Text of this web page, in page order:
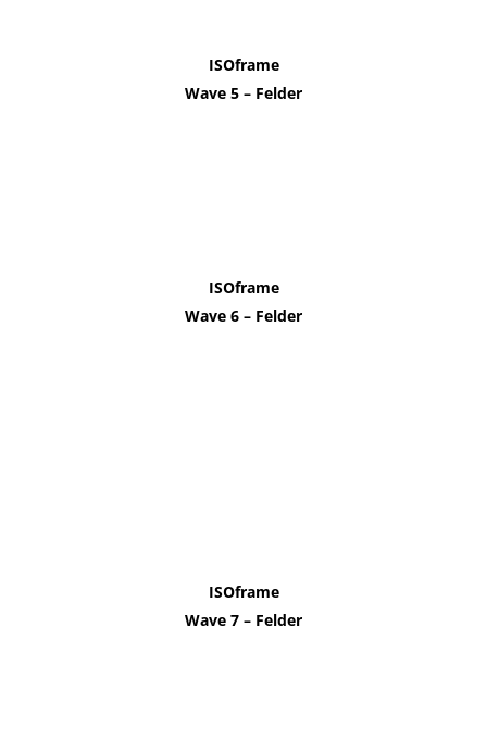
ISOframe
Wave 5 – Felder
ISOframe
Wave 6 – Felder
ISOframe
Wave 7 – Felder